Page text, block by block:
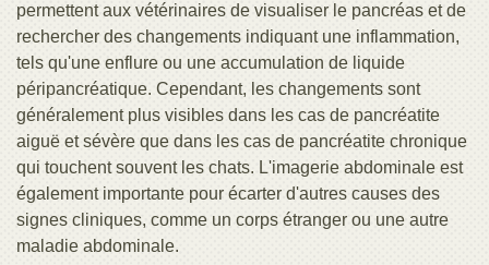
permettent aux vétérinaires de visualiser le pancréas et de
rechercher des changements indiquant une inflammation,
tels qu'une enflure ou une accumulation de liquide
péripancréatique. Cependant, les changements sont
généralement plus visibles dans les cas de pancréatite
aiguë et sévère que dans les cas de pancréatite chronique
qui touchent souvent les chats. L'imagerie abdominale est
également importante pour écarter d'autres causes des
signes cliniques, comme un corps étranger ou une autre
maladie abdominale.